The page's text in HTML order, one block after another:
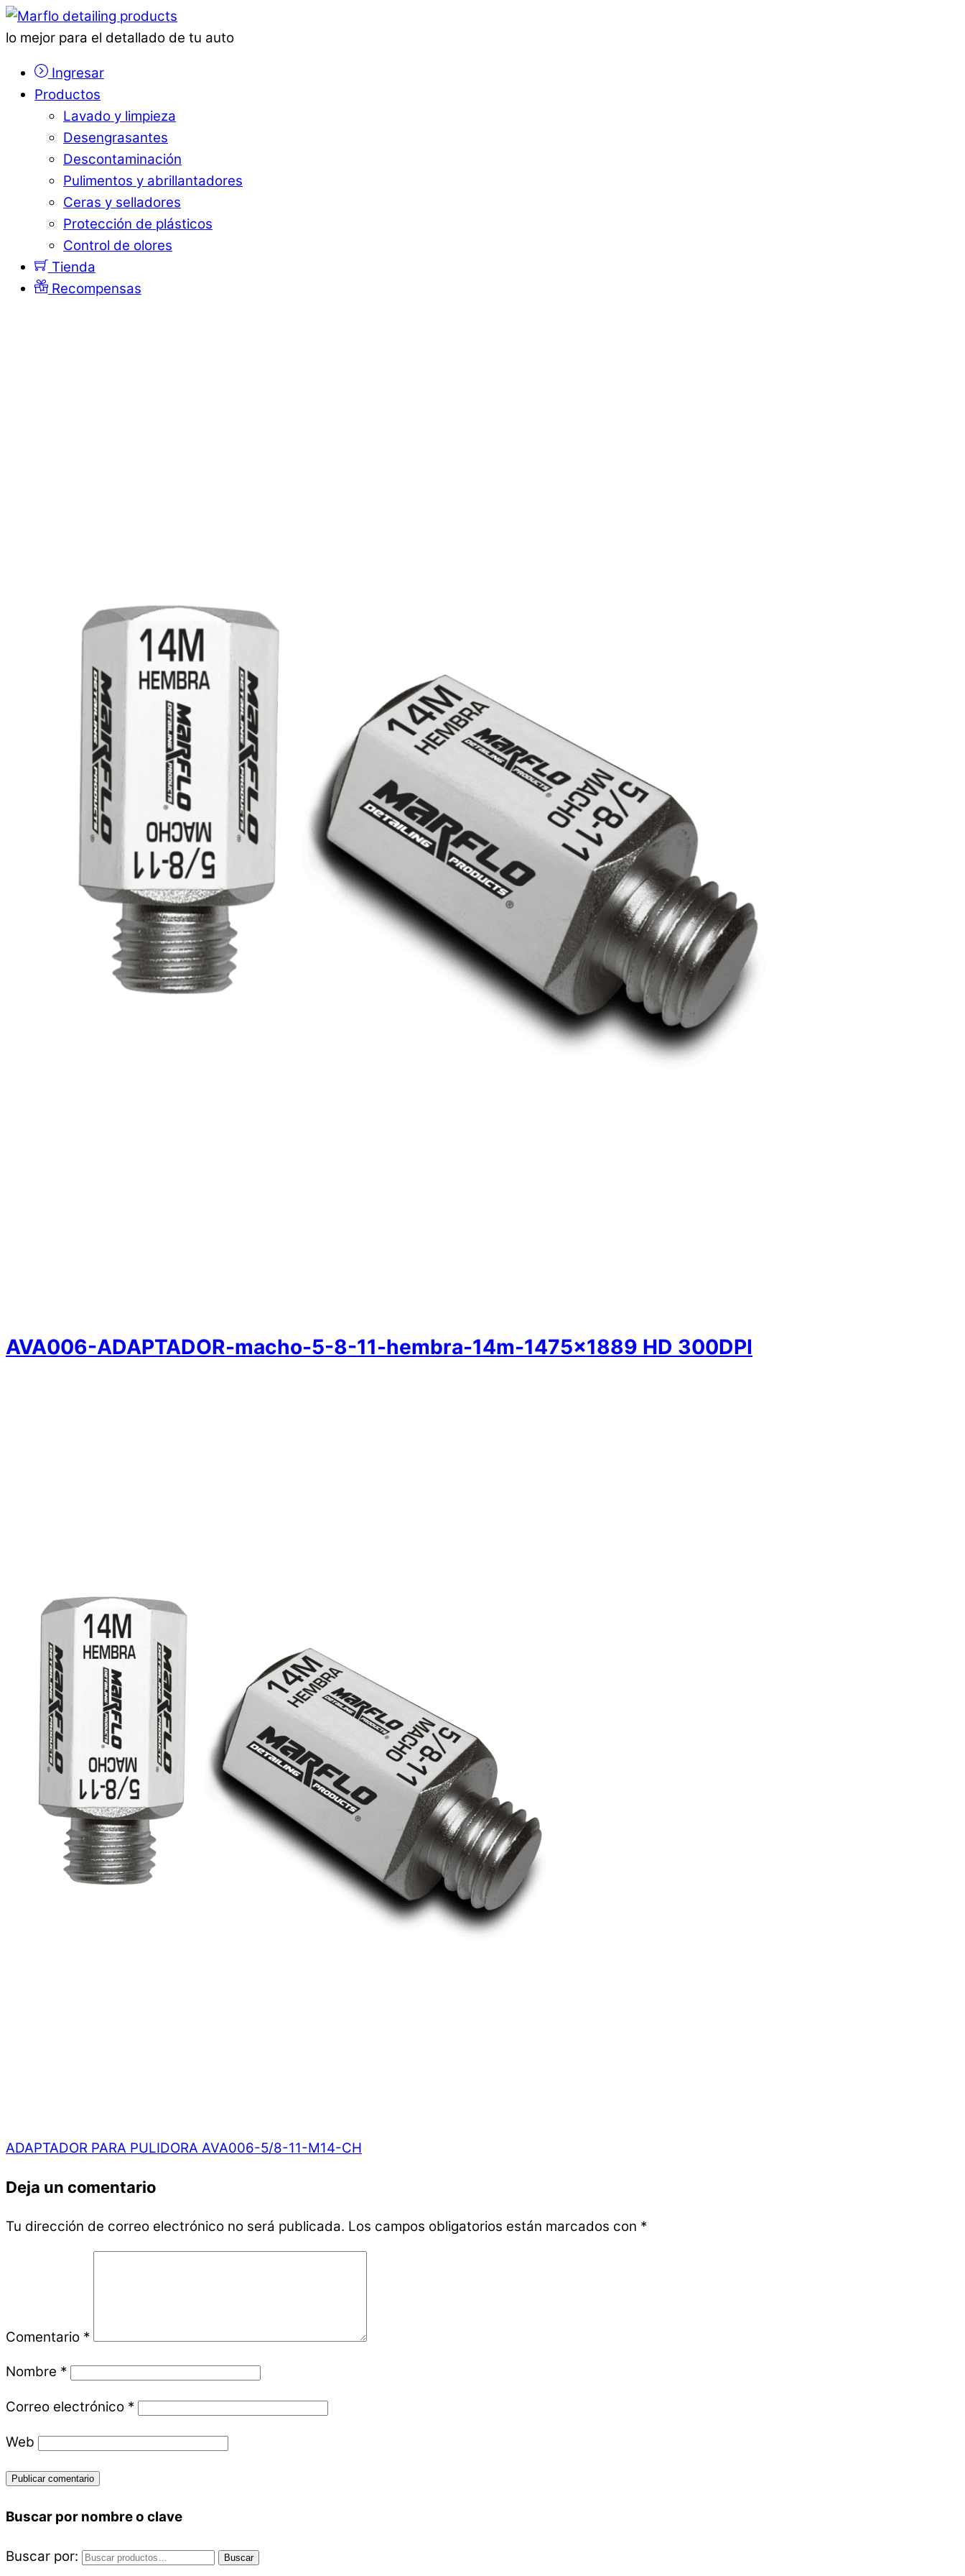
lo mejor para el detallado de tu auto
Ingresar
Productos
Lavado y limpieza
Desengrasantes
Descontaminación
Pulimentos y abrillantadores
Ceras y selladores
Protección de plásticos
Control de olores
Tienda
Recompensas
AVA006-ADAPTADOR-macho-5-8-11-hembra-14m-1475×1889 HD 300DPI
ADAPTADOR PARA PULIDORA AVA006-5/8-11-M14-CH
Deja un comentario
Tu dirección de correo electrónico no será publicada. Los campos obligatorios están marcados con *
Comentario *
Nombre *
Correo electrónico *
Web
Buscar por nombre o clave
Buscar por: Buscar